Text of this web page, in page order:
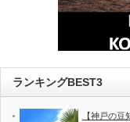
ランキングBEST3
【神戸の